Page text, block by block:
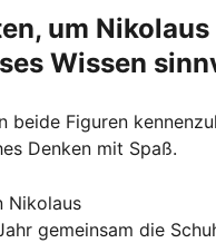
um
Wissen
beide Figuren
Denken mit Spaß.
Nikolaus
gemeinsam die